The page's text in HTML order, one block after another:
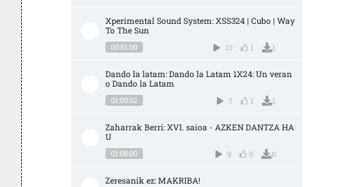
Xperimental Sound System: XSS324 | Cubo | Way
To The Sun
00:51:00 10 1 1
Dando la latam: Dando la Latam 1X24: Un veran
o Dando la Latam
01:00:02 7 1 1
Zaharrak Berri: XVI. saioa - AZKEN DANTZA HA
U
01:08:00 9 0 0
Zeresanik ez: MAKRIBA!